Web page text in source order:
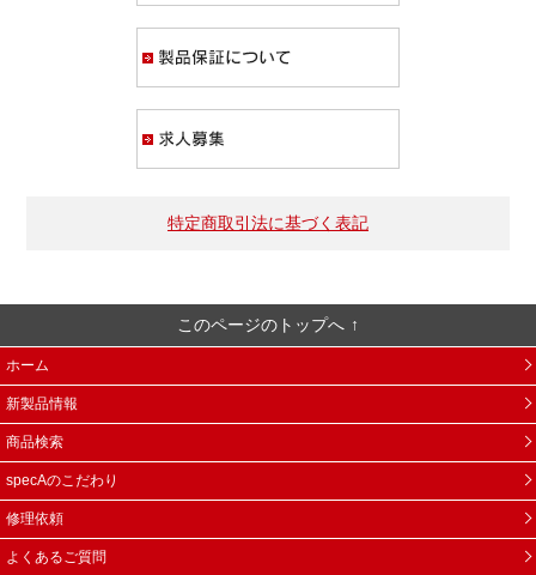
特定商取引法に基づく表記
このページのトップへ
ホーム
新製品情報
商品検索
specAのこだわり
修理依頼
よくあるご質問